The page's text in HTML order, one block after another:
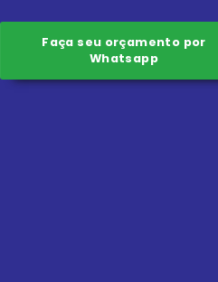
Faça seu orçamento por
Whatsapp